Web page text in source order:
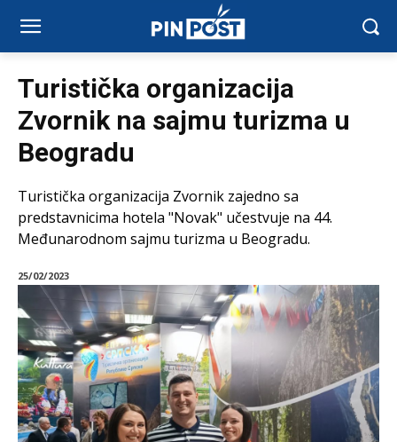
Turistička organizacija
Zvornik na sajmu turizma u
Beogradu
Turistička organizacija Zvornik zajedno sa
predstavnicima hotela "Novak" učestvuje na 44.
Međunarodnom sajmu turizma u Beogradu.
25/02/2023